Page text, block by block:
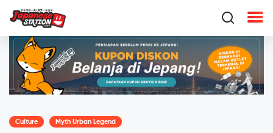
Culture Myth Urban Legend